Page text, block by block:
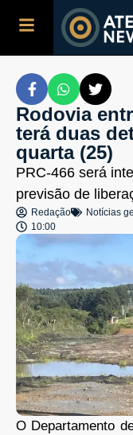
Rodovia
terá duas
quarta (25)
PRC-466 será
previsão de
Redação Notícias
10:00
O Departamento